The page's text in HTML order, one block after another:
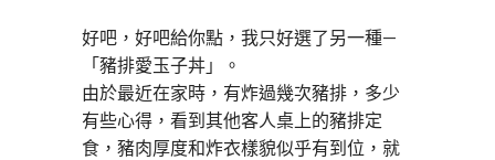
好吧，好吧給你點，我只好選了另一種—
「豬排愛玉子丼」。
由於最近在家時，有炸過幾次豬排，多少
有些心得，看到其他客人桌上的豬排定
食，豬肉厚度和炸衣樣貌似乎有到位，就